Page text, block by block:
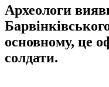
Археологи
основному, це
солдати.